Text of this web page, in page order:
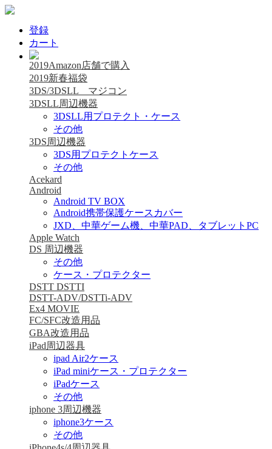
登録
カート
2019Amazon店舗で購入
2019新春福袋
3DS/3DSLL マジコン
3DSLL周辺機器
3DSLL用プロテクト・ケース
その他
3DS周辺機器
3DS用プロテクトケース
その他
Acekard
Android
Android TV BOX
Android携帯保護ケースカバー
JXD、中華ゲーム機、中華PAD、タブレットPC
Apple Watch
DS 周辺機器
その他
ケース・プロテクター
DSTT DSTTI
DSTT-ADV/DSTTi-ADV
Ex4 MOVIE
FC/SFC改造用品
GBA改造用品
iPad周辺器具
ipad Air2ケース
iPad miniケース・プロテクター
iPadケース
その他
iphone 3周辺機器
iphone3ケース
その他